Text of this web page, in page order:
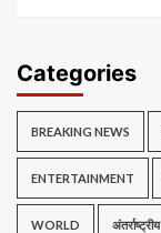
Categories
BREAKING NEWS
ENTERTAINMENT
WORLD अंतर्राष्ट्रीय